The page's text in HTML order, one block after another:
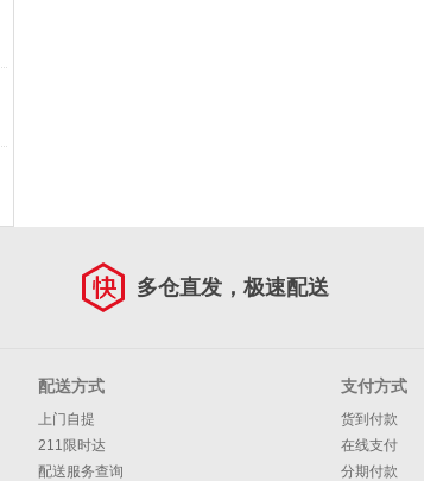
多仓直发，极速配送
配送方式
上门自提
211限时达
配送服务查询
支付方式
货到付款
在线支付
分期付款